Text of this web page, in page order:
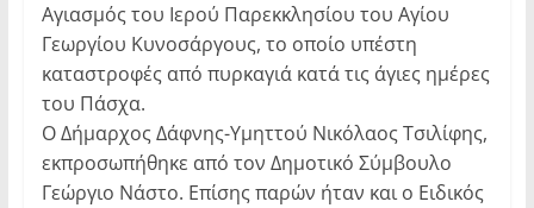
Αγιασμός του Ιερού Παρεκκλησίου του Αγίου
Γεωργίου Κυνοσάργους, το οποίο υπέστη
καταστροφές από πυρκαγιά κατά τις άγιες ημέρες
του Πάσχα.
Ο Δήμαρχος Δάφνης-Υμηττού Νικόλαος Τσιλίφης,
εκπροσωπήθηκε από τον Δημοτικό Σύμβουλο
Γεώργιο Νάστο. Επίσης παρών ήταν και ο Ειδικός